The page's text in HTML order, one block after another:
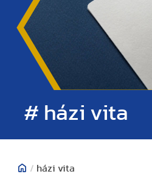
# házi vita
/ házi vita